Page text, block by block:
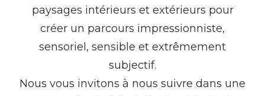
paysages intérieurs et extérieurs pour
créer un parcours impressionniste,
sensoriel, sensible et extrêmement
subjectif.
Nous vous invitons à nous suivre dans une